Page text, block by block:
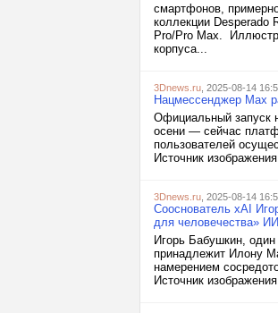
смартфонов,
коллекции Desperado
Pro/Pro Max.
корпуса...
3Dnews.ru , 2025-08-14
Нацмессенджер Max
Официальный запуск
осени — сейчас
пользователей
Источник
3Dnews.ru , 2025-08-14
Сооснователь xAI
для человечества» ИИ
Игорь Бабушкин, один
принадлежит Илону
намерением
Источник